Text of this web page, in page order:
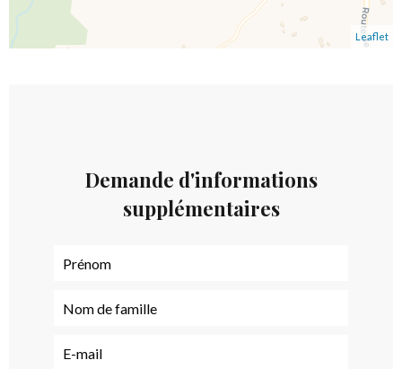
Leaflet
Demande d'informations
supplémentaires